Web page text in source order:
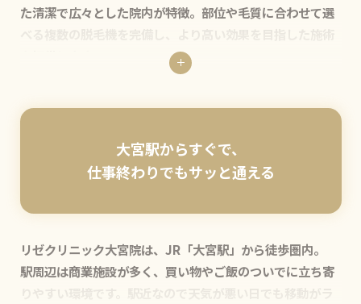
た清潔で広々とした院内が特徴。部位や毛質に合わせて選
初回カウンセリングでは、肌質やライフスタイルに合わせ
ワー調整で快適に進行します。駅チカで通いやすく、落ち
着いた空間と安心の医療環境を整えており、初めての方か
ら再診の方まで、幅広い世代の方に安心してご利用いただ
大宮駅からすぐで、
仕事終わりでもサッと通える
リゼクリニック大宮院は、JR「大宮駅」から徒歩圏内。
駅周辺は商業施設が多く、買い物やご飯のついでに立ち寄